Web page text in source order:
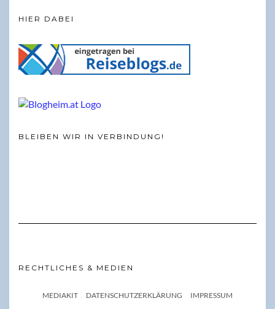
HIER DABEI
BLEIBEN WIR IN VERBINDUNG!
RECHTLICHES & MEDIEN
MEDIAKIT DATENSCHUTZERKLÄRUNG IMPRESSUM